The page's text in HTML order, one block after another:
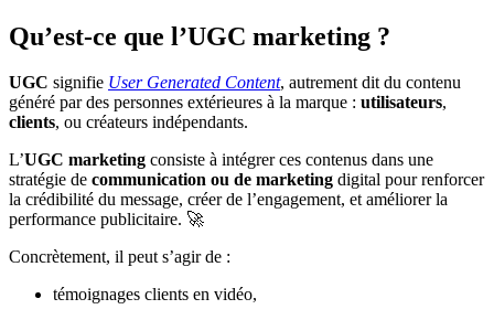
Qu’est-ce que l’UGC marketing ?
UGC signifie User Generated Content, autrement dit du contenu
généré par des personnes extérieures à la marque : utilisateurs,
clients, ou créateurs indépendants.
L’UGC marketing consiste à intégrer ces contenus dans une
stratégie de communication ou de marketing digital pour renforcer
la crédibilité du message, créer de l’engagement, et améliorer la
performance publicitaire. 🚀
Concrètement, il peut s’agir de :
témoignages clients en vidéo,